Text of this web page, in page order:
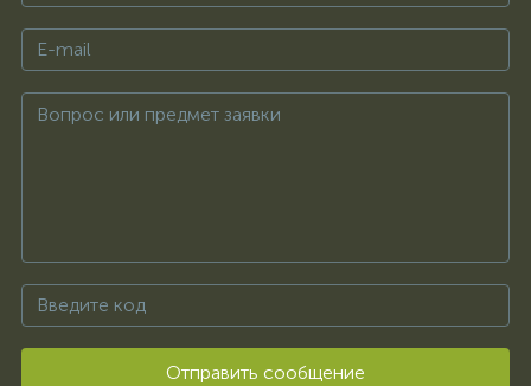
Отправить сообщение